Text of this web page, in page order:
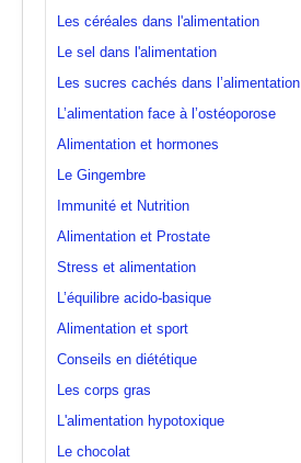
Les céréales dans l'alimentation
Le sel dans l'alimentation
Les sucres cachés dans l’alimentation
L’alimentation face à l’ostéoporose
Alimentation et hormones
Le Gingembre
Immunité et Nutrition
Alimentation et Prostate
Stress et alimentation
L’équilibre acido-basique
Alimentation et sport
Conseils en diététique
Les corps gras
L'alimentation hypotoxique
Le chocolat